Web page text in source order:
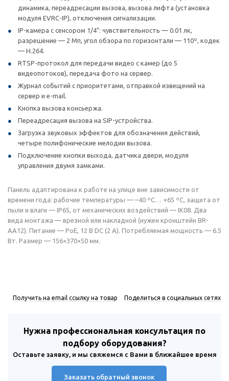
динамика, переадресации вызова, вызова лифта (установка
модуля EVRC-IP), отключения сигнализации.
IP-камера с сенсором 1/4": чувствительность — 0.01 лк,
разрешение — 2 Мп, угол обзора по горизонтали — 110º, кодек
— H.264.
RTSP-протокол для передачи видео с камер (до 5
видеопотоков), передача фото на сервер.
Журнал событий с приоритетами, отправкой извещений на
сервер и e-mail.
Кнопка вызова консьержа.
Переадресация вызова на SIP-устройства.
Загрузка звуковых эффектов для обозначения действий,
четыре полифонические мелодии вызова.
Подключение кнопки выхода, датчика двери, модуля
управления двумя замками.
Панель адаптирована к работе на улице вне зависимости от
времени года: рабочие температуры — –40 ºС… +65 ºС, защита от
пыли и влаги — IP65, от механических воздействий — IK08. Два
вида монтажа — врезной или накладной (нужен кронштейн BR-
AA12). Питание — РоЕ, 12 В DC (2 А). Потребляемая мощность — 6.5
Вт. Размер — 156×370×50 мм.
Получить на email ссылку на товар Поделиться в социальных сетях
Нужна профессиональная консультация по
подбору оборудования?
Оставьте заявку, и мы свяжемся с Вами в ближайшее время
Заказать обратный звонок